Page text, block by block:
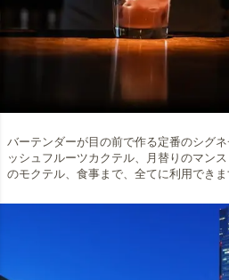
バーテンダーが目の前で作る定番のシグ
ッシュフルーツカクテル、月替りのマン
のモクテル、食事まで、全てに利用できま